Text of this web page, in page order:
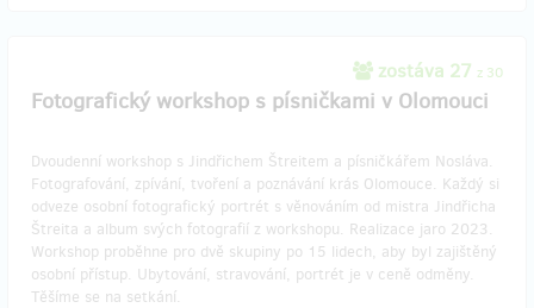
zostáva 27 z 30
Fotografický workshop s písničkami v Olomouci
Dvoudenní workshop s Jindřichem Štreitem a písničkářem Nosláva.
Fotografování, zpívání, tvoření a poznávání krás Olomouce. Každý si
odveze osobní fotografický portrét s věnováním od mistra Jindřicha
Štreita a album svých fotografií z workshopu. Realizace jaro 2023.
Workshop proběhne pro dvě skupiny po 15 lidech, aby byl zajištěný
osobní přístup. Ubytování, stravování, portrét je v ceně odměny.
Těšíme se na setkání.